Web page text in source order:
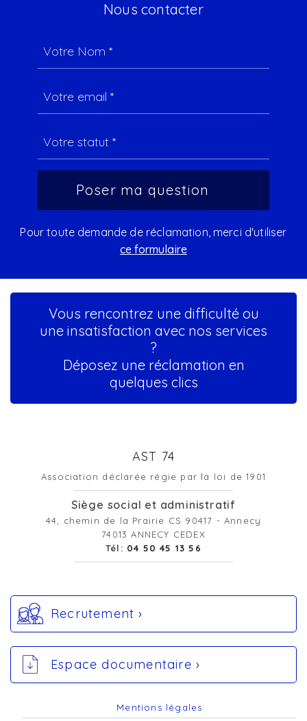
Nous contacter
Pour toute demande de réclamation, merci d'utiliser
ce formulaire
Vous rencontrez une difficulté ou
une insatisfaction avec nos services
?
Déposez une réclamation en
quelques clics
AST 74
Association déclarée régie par la loi de 1901
Siège social et administratif
44, chemin de la Prairie CS 90417 - Annecy
74013 ANNECY CEDEX
Tél: 04 50 45 13 56
Recrutement ›
Espace documentaire ›
Mentions légales